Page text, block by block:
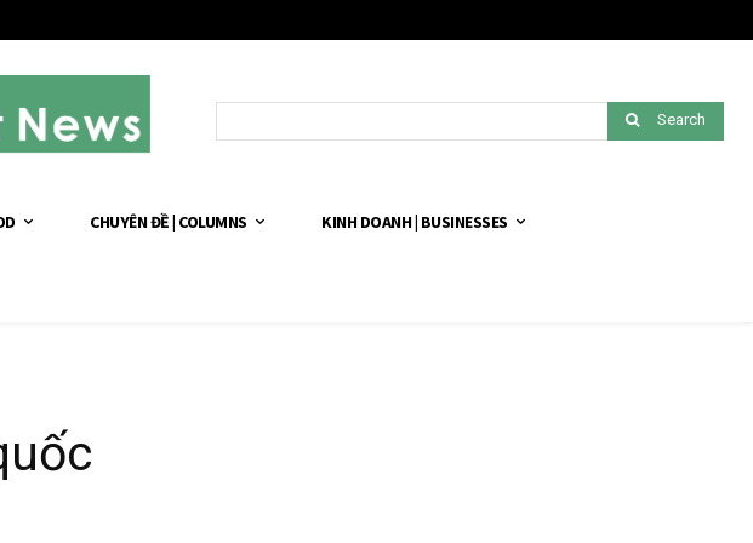
Search
CHUYÊN ĐỀ | COLUMNS KINH DOANH | BUSINESSES